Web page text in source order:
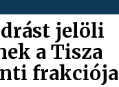
jelöli
a Tisza
frakciója